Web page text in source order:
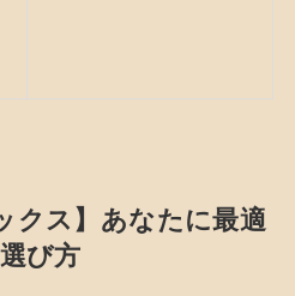
クス】あなたに最適
び方